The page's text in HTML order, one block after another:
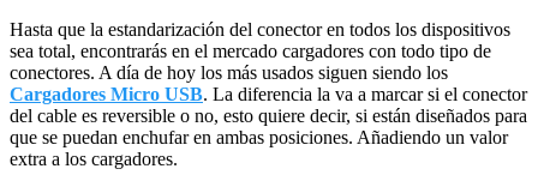
Hasta que la estandarización del conector en todos los dispositivos
sea total, encontrarás en el mercado cargadores con todo tipo de
conectores. A día de hoy los más usados siguen siendo los
Cargadores Micro USB. La diferencia la va a marcar si el conector
del cable es reversible o no, esto quiere decir, si están diseñados para
que se puedan enchufar en ambas posiciones. Añadiendo un valor
extra a los cargadores.